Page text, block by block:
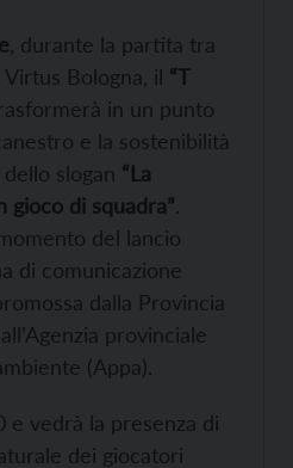
, durante la partita tra
Bologna, il “T
in un punto
e la sostenibilità
slogan “La
di squadra”.
del lancio
di comunicazione
promossa dalla Provincia
provinciale
(Appa).
e vedrà la presenza di
dei giocatori